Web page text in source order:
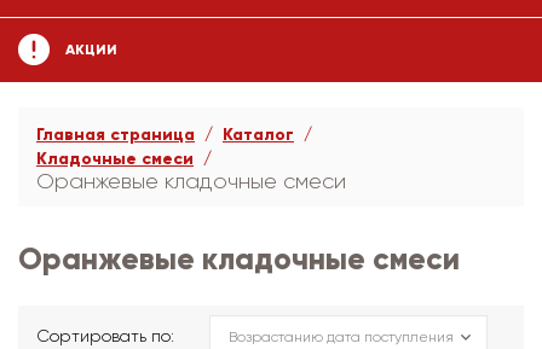
АКЦИИ
Главная страница
Каталог
Кладочные смеси
Оранжевые кладочные смеси
Оранжевые кладочные смеси
Сортировать по: